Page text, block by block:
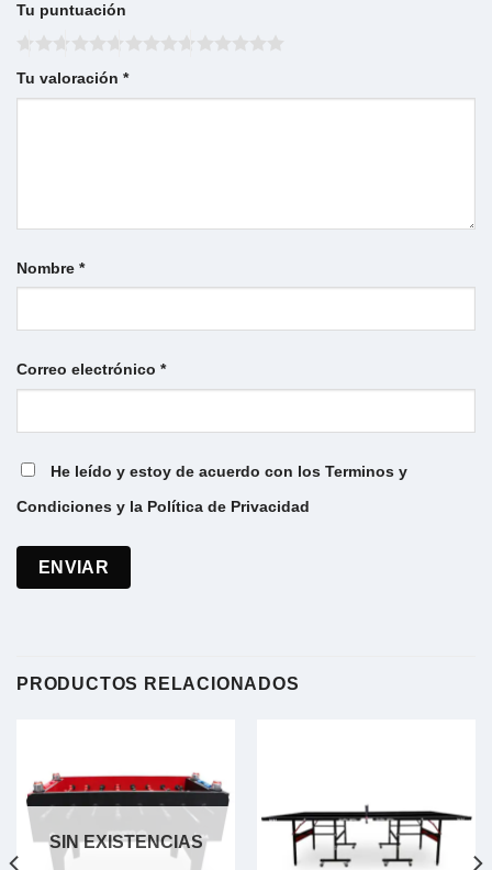
Tu puntuación
Tu valoración *
Nombre *
Correo electrónico *
He leído y estoy de acuerdo con los Terminos y
Condiciones y la Política de Privacidad
PRODUCTOS RELACIONADOS
SIN EXISTENCIAS